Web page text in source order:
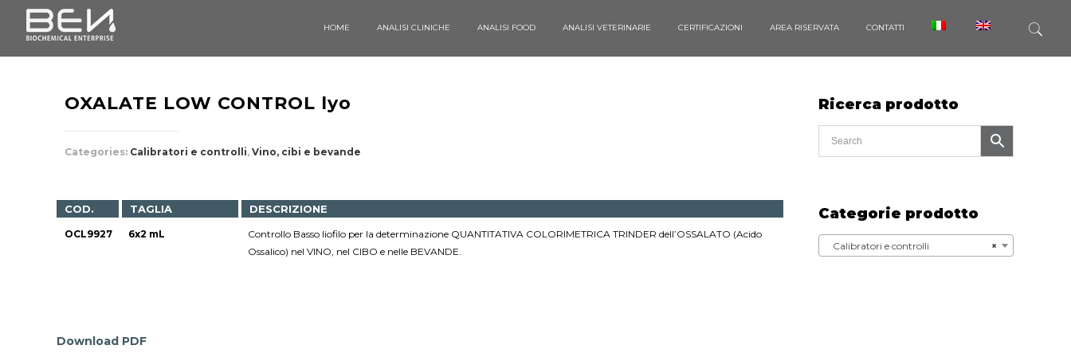
HOME ANALISI CLINICHE ANALISI FOOD ANALISI VETERINARIE CERTIFICAZIONI AREA RISERVATA CONTATTI
OXALATE LOW CONTROL lyo
Categories: Calibratori e controlli, Vino, cibi e bevande
COD. TAGLIA DESCRIZIONE
OCL9927 6x2 mL
Controllo Basso liofilo per la determinazione QUANTITATIVA COLORIMETRICA TRINDER dell’OSSALATO (Acido
Ossalico) nel VINO, nel CIBO e nelle BEVANDE.
Download PDF
Ricerca prodotto
Categorie prodotto
×
Calibratori e controlli